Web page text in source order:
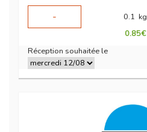
- 0.1 kg
0.85€
Réception souhaitée le